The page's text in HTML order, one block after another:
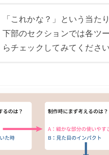
「これかな？」という当た
下部のセクションでは各ツ
らチェックしてみてください